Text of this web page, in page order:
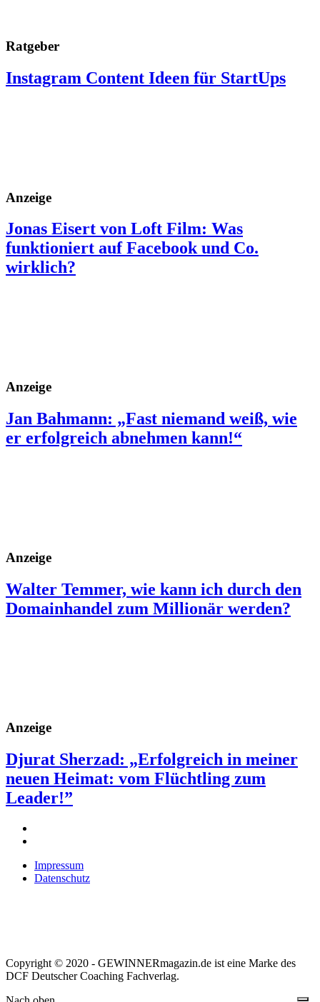
Ratgeber
Instagram Content Ideen für StartUps
Anzeige
Jonas Eisert von Loft Film: Was
funktioniert auf Facebook und Co.
wirklich?
Anzeige
Jan Bahmann: „Fast niemand weiß, wie
er erfolgreich abnehmen kann!“
Anzeige
Walter Temmer, wie kann ich durch den
Domainhandel zum Millionär werden?
Anzeige
Djurat Sherzad: „Erfolgreich in meiner
neuen Heimat: vom Flüchtling zum
Leader!”
Impressum
Datenschutz
Copyright © 2020 - GEWINNERmagazin.de ist eine Marke des
DCF Deutscher Coaching Fachverlag.